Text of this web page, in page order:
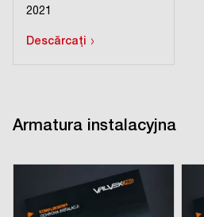
2021
Descărcați ›
Armatura instalacyjna